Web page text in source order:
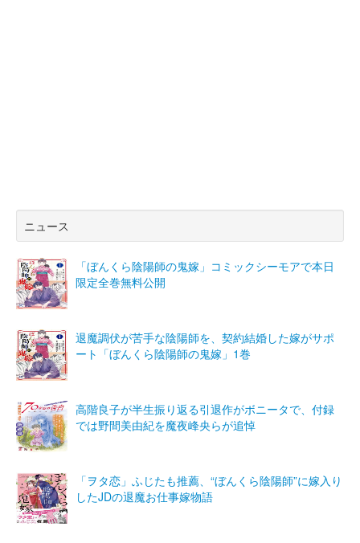
ニュース
「ぼんくら陰陽師の鬼嫁」コミックシーモアで本日
限定全巻無料公開
退魔調伏が苦手な陰陽師を、契約結婚した嫁がサポ
ート「ぼんくら陰陽師の鬼嫁」1巻
高階良子が半生振り返る引退作がボニータで、付録
では野間美由紀を魔夜峰央らが追悼
「ヲタ恋」ふじたも推薦、“ぼんくら陰陽師”に嫁入り
したJDの退魔お仕事嫁物語